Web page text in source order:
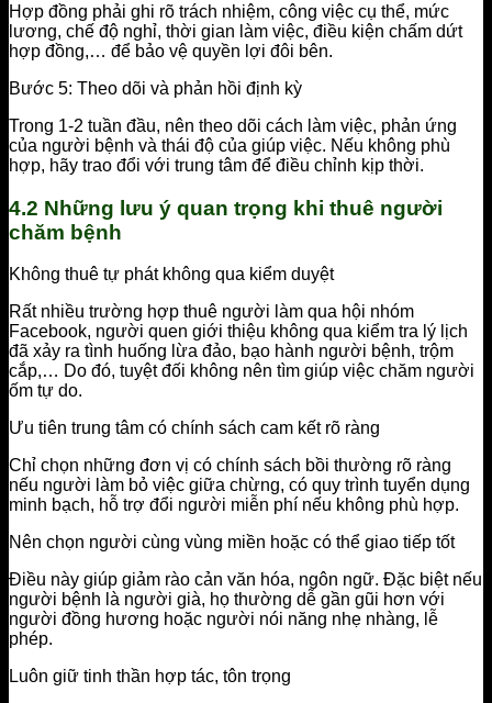
Hợp đồng phải ghi rõ trách nhiệm, công việc cụ thể, mức
lương, chế độ nghỉ, thời gian làm việc, điều kiện chấm dứt
hợp đồng,… để bảo vệ quyền lợi đôi bên.
Bước 5: Theo dõi và phản hồi định kỳ
Trong 1-2 tuần đầu, nên theo dõi cách làm việc, phản ứng
của người bệnh và thái độ của giúp việc. Nếu không phù
hợp, hãy trao đổi với trung tâm để điều chỉnh kịp thời.
4.2 Những lưu ý quan trọng khi thuê người
chăm bệnh
Không thuê tự phát không qua kiểm duyệt
Rất nhiều trường hợp thuê người làm qua hội nhóm
Facebook, người quen giới thiệu không qua kiểm tra lý lịch
đã xảy ra tình huống lừa đảo, bạo hành người bệnh, trộm
cắp,… Do đó, tuyệt đối không nên tìm giúp việc chăm người
ốm tự do.
Ưu tiên trung tâm có chính sách cam kết rõ ràng
Chỉ chọn những đơn vị có chính sách bồi thường rõ ràng
nếu người làm bỏ việc giữa chừng, có quy trình tuyển dụng
minh bạch, hỗ trợ đổi người miễn phí nếu không phù hợp.
Nên chọn người cùng vùng miền hoặc có thể giao tiếp tốt
Điều này giúp giảm rào cản văn hóa, ngôn ngữ. Đặc biệt nếu
người bệnh là người già, họ thường dễ gần gũi hơn với
người đồng hương hoặc người nói năng nhẹ nhàng, lễ
phép.
Luôn giữ tinh thần hợp tác, tôn trọng